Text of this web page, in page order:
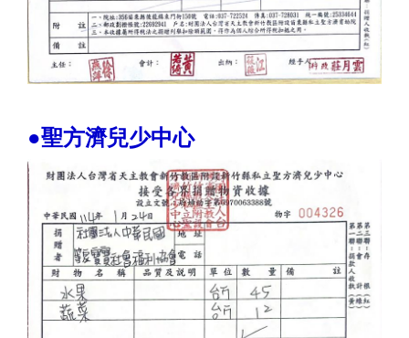
●聖方濟兒少中心